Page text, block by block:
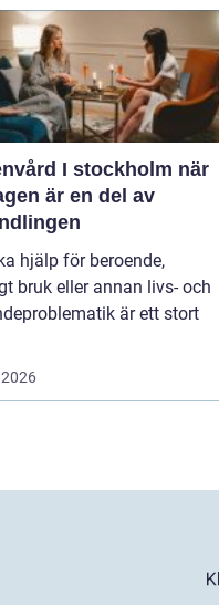
I stockholm när
är en del av
hjälp för beroende,
bruk eller annan livs- och
är ett stort